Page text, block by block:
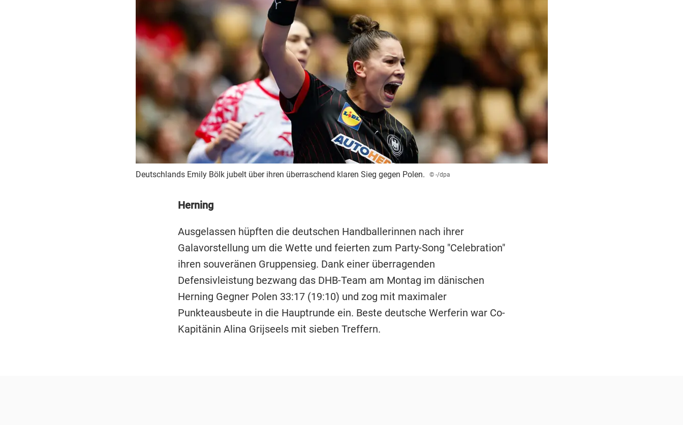
Deutschlands Emily Bölk jubelt über ihren überraschend klaren Sieg gegen Polen. © -/dpa
Herning
Ausgelassen hüpften die deutschen Handballerinnen nach ihrer
Galavorstellung um die Wette und feierten zum Party-Song "Celebration"
ihren souveränen Gruppensieg. Dank einer überragenden
Defensivleistung bezwang das DHB-Team am Montag im dänischen
Herning Gegner Polen 33:17 (19:10) und zog mit maximaler
Punkteausbeute in die Hauptrunde ein. Beste deutsche Werferin war Co-
Kapitänin Alina Grijseels mit sieben Treffern.